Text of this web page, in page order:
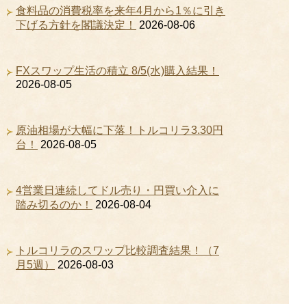
食料品の消費税率を来年4月から1％に引き
下げる方針を閣議決定！
2026-08-06
FXスワップ生活の積立 8/5(水)購入結果！
2026-08-05
原油相場が大幅に下落！トルコリラ3.30円
台！
2026-08-05
4営業日連続してドル売り・円買い介入に
踏み切るのか！
2026-08-04
トルコリラのスワップ比較調査結果！（7
月5週）
2026-08-03